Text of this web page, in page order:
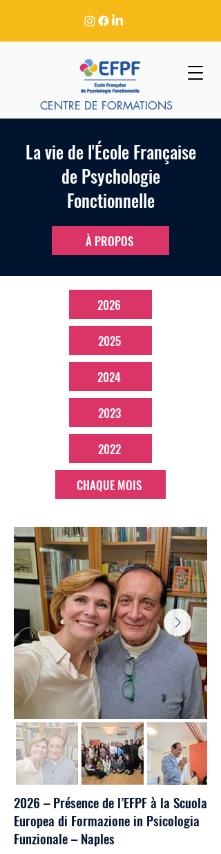
CENTRE DE FORMATIONS
La vie de l'École Française
de Psychologie
Fonctionnelle
À PROPOS
2026
2025
2024
2023
2022
CHAQUE MOIS
2026 – Présence de l’EFPF à la Scuola
Europea di Formazione in Psicologia
Funzionale – Naples